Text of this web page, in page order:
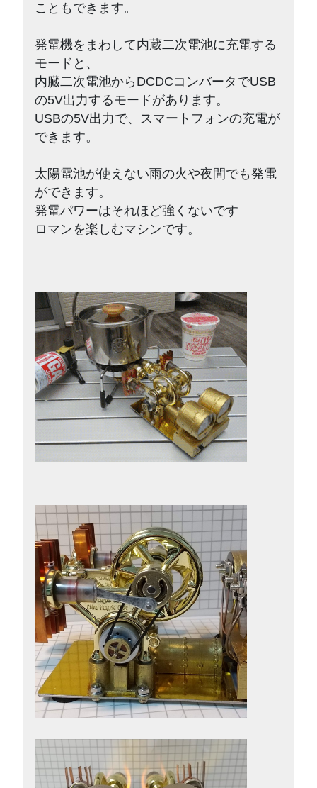
こともできます。
発電機をまわして内蔵二次電池に充電する
モードと、
内臓二次電池からDCDCコンバータでUSB
の5V出力するモードがあります。
USBの5V出力で、スマートフォンの充電が
できます。
太陽電池が使えない雨の火や夜間でも発電
ができます。
発電パワーはそれほど強くないです
ロマンを楽しむマシンです。